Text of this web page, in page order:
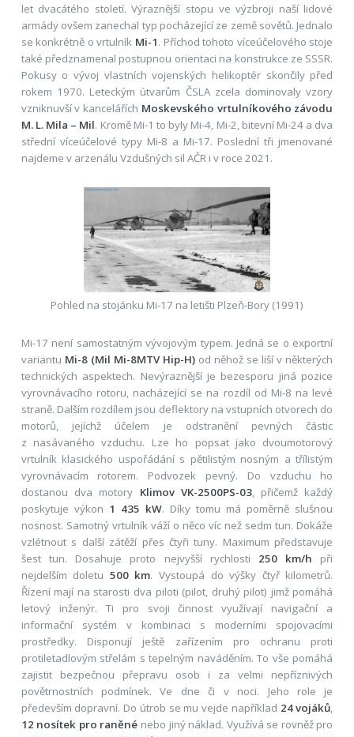
let dvacátého století. Výraznější stopu ve výzbroji naší lidové
armády ovšem zanechal typ pocházející ze země sovětů. Jednalo
se konkrétně o vrtulník Mi-1. Příchod tohoto víceúčelového stoje
také předznamenal postupnou orientaci na konstrukce ze SSSR.
Pokusy o vývoj vlastních vojenských helikoptér skončily před
rokem 1970. Leteckým útvarům ČSLA zcela dominovaly vzory
vzniknuvší v kancelářích Moskevského vrtulníkového závodu
M. L. Mila – Mil. Kromě Mi-1 to byly Mi-4, Mi-2, bitevní Mi-24 a dva
střední víceúčelové typy Mi-8 a Mi-17. Poslední tři jmenované
najdeme v arzenálu Vzdušných sil AČR i v roce 2021.
Pohled na stojánku Mi-17 na letišti Plzeň-Bory (1991)
Mi-17 není samostatným vývojovým typem. Jedná se o exportní
variantu Mi-8 (Mil Mi-8MTV Hip-H)od něhož se liší v některých
technických aspektech. Nevýraznější je bezesporu jiná pozice
vyrovnávacího rotoru, nacházející se na rozdíl od Mi-8 na levé
straně. Dalším rozdílem jsou deflektory na vstupních otvorech do
motorů, jejíchž účelem je odstranění pevných částic
z nasávaného vzduchu. Lze ho popsat jako dvoumotorový
vrtulník klasického uspořádání s pětilistým nosným a třílistým
vyrovnávacím rotorem. Podvozek pevný. Do vzduchu ho
dostanou dva motory Klimov VK-2500PS-03, přičemž každý
poskytuje výkon 1 435 kW. Díky tomu má poměrně slušnou
nosnost. Samotný vrtulník váží o něco víc než sedm tun. Dokáže
vzlétnout s další zátěží přes čtyři tuny. Maximum představuje
šest tun. Dosahuje proto nejvyšší rychlosti 250 km/h při
nejdelším doletu 500 km. Vystoupá do výšky čtyř kilometrů.
Řízení mají na starosti dva piloti (pilot, druhý pilot) jimž pomáhá
letový inženýr. Ti pro svoji činnost využívají navigační a
informační systém v kombinaci s moderními spojovacími
prostředky. Disponují ještě zařízením pro ochranu proti
protiletadlovým střelám s tepelným naváděním. To vše pomáhá
zajistit bezpečnou přepravu osob i za velmi nepříznivých
povětrnostních podmínek. Ve dne či v noci. Jeho role je
především dopravní. Do útrob se mu vejde například 24 vojáků,
12 nosítek pro raněné nebo jiný náklad. Využívá se rovněž pro